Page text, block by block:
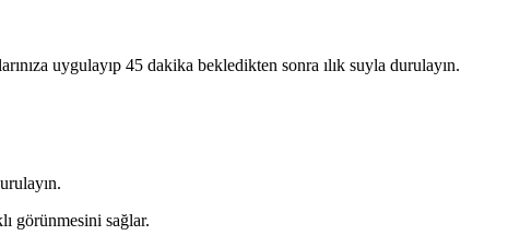
uygulayıp 45 dakika bekledikten sonra ılık suyla durulayın.
görünmesini sağlar.